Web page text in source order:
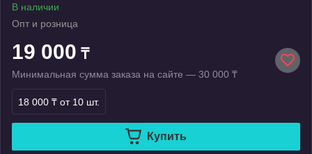
В наличии
Опт и розница
19 000 ₸
Минимальная сумма заказа на сайте — 30 000 ₸
18 000 ₸ от 10 шт.
Купить